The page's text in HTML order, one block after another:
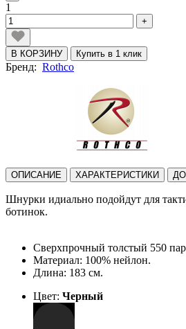
1
+
В КОРЗИНУ Купить в 1 клик
Бренд: Rothco
ОПИСАНИЕ ХАРАКТЕРИСТИКИ
Шнурки идиально подойдут для
ботинок.
Сверхпрочный толстый 550
Материал: 100% нейлон.
Длина: 183 см.
Цвет: Черный